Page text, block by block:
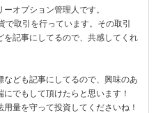
オプション管理人です。
で取引を行っています。その取引
記事にしてるので、共感してくれ
ども記事にしてるので、興味のあ
でもして頂けたらと思います！
量を守って投資してくださいね！